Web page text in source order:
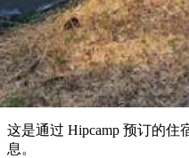
内
陆
和
户
外
精
选
榜
单
规
划
您
实
用
信
息
这是通过 Hipcamp 预订的
息。